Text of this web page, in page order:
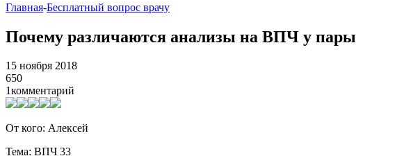
Главная-Бесплатный вопрос врачу
Почему различаются анализы на ВПЧ у пары
15 ноября 2018
650
1комментарий
От кого: Алексей
Тема: ВПЧ 33